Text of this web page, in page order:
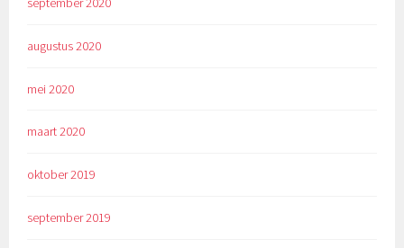
augustus 2020
mei 2020
maart 2020
oktober 2019
september 2019